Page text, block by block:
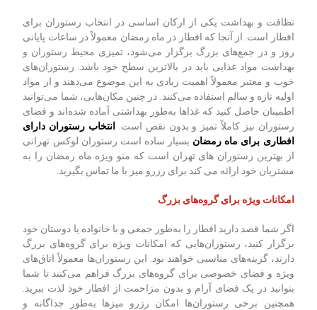
نظافت و بهداشت یکی از ارکان اساسی در انتخاب رستوران برای
افطار است. از آنجا که افطار در ماه رمضان معمولاً در ساعات پایانی
روز و در جمع‌های بزرگ برگزار می‌شود، تمیزی محیط رستوران و
بهداشت مواد غذایی باید در بالاترین سطح خود باشد. رستوران‌های
خوب و معتبر معمولاً اهمیت زیادی به این موضوع می‌دهند و از مواد
اولیه تازه و سالم استفاده می‌کنند. در چنین مکان‌هایی، شما می‌توانید
اطمینان حاصل کنید که غذاها به‌طور بهداشتی آماده شده‌اند و فضای
رستوران نیز کاملاً تمیز و بدون نقص است.
انتخاب رستوران دارای
افطاری برای ماه رمضان بسیار ساده است رستوران لوکس تهرانی
از بهترین رستوران های تهران است که منو ویژه ماه رمضان را به
مشتریان خود ارائه می کند برای رزرو میز با ما تماس بگیرید.
امکانات ویژه برای گروه‌های بزرگ
اگر شما قصد دارید افطار را به‌طور جمعی و با خانواده یا دوستان خود
برگزار کنید، رستوران‌هایی که امکانات ویژه برای گروه‌های بزرگ
دارند، گزینه‌های مناسبی خواهند بود. این رستوران‌ها معمولاً اتاق‌های
ویژه و فضای خصوصی برای گروه‌های بزرگ فراهم می‌کنند تا شما
بتوانید در یک فضای آرام و بدون مزاحمت از افطار خود لذت ببرید.
همچنین برخی رستوران‌ها امکان رزرو میزها به‌طور جداگانه و